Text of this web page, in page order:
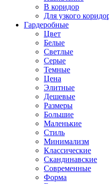
В коридор
Для узкого
Гардеробные
Цвет
Белые
Светлые
Серые
Темные
Цена
Элитные
Дешевые
Размеры
Большие
Маленькие
Стиль
Минимализм
Классические
Скандинавские
Современные
Форма